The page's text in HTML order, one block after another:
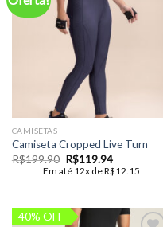
Add to
CAMISETAS
Camiseta Cropped Live Turn
R$199.90 O
preço
R$119.94O
preço
atual
Em até 12x deR$12.15
40% OFF